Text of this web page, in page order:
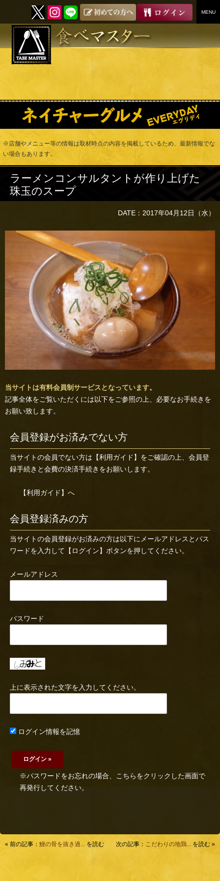
MENU
SKIP
※店舗やメニュー等の情報は取材時点の内容を掲載しているため、最新情報でな
い場合もあります。
ラーメンコンサルタントが作り上げた
珠玉のスープ
DATE：2017年04月12日（水）
当サイトは有料会員制サービスとなっています。
記事全体をご覧いただくには以下をご参照の上、必要なお手続きを
お願い致します。
会員登録がお済みでない方
当サイトの会員でない方は 【利用ガイド】 をご確認の上、会員登
録手続きと会費の決済手続きをお願いします。
【利用ガイド】へ
会員登録済みの方
当サイトの会員登録がお済みの方は以下にメールアドレスとパス
ワードを入力して【ログイン】ボタンを押してください。
メールアドレス
パスワード
上に表示された文字を入力してください。
ログイン情報を記憶
※パスワードをお忘れの場合、こちらをクリックした画面で
再発行してください。
« 前の記事： 鰻の骨を抜き過... を読む 次の記事： こだわりの地鶏... を読む »